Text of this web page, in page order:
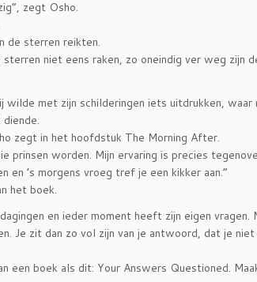
zegt Osho.
de sterren reikten.
niet eens raken, zo oneindig ver weg zijn
wilde met zijn schilderingen iets uitdrukken,
zegt in het hoofdstuk The Morning After.
prinsen worden. Mijn ervaring is precies
en ’s morgens vroeg tref je een kikker aan.”
het boek.
en ieder moment heeft zijn eigen vragen.
Je zit dan zo vol zijn van je antwoord, dat je
een boek als dit: Your Answers Questioned.